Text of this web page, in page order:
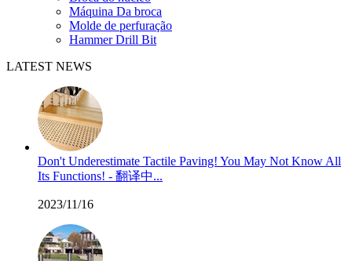
Máquina Da broca
Molde de perfuração
Hammer Drill Bit
LATEST NEWS
Don't Underestimate Tactile Paving! You May Not Know All
Its Functions! - 翻译中...
2023/11/16